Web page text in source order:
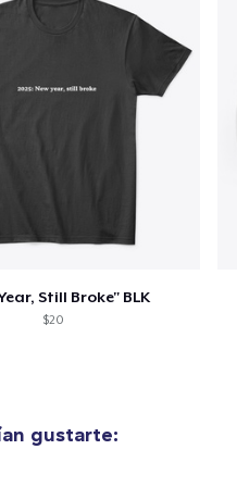
Still Broke" BLK
$20
gustarte: